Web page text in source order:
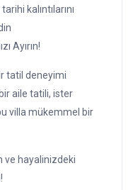
kalıntılarını
Ayırın!
tatil deneyimi
aile tatili, ister
villa mükemmel bir
ve hayalinizdeki